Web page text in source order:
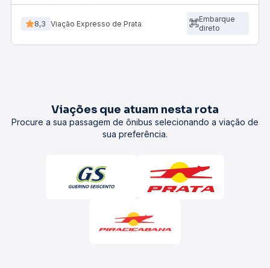
8,3 Viação Expresso de Prata
Embarque
direto
Viações que atuam nesta rota
Procure a sua passagem de ônibus selecionando a viação de
sua preferência.